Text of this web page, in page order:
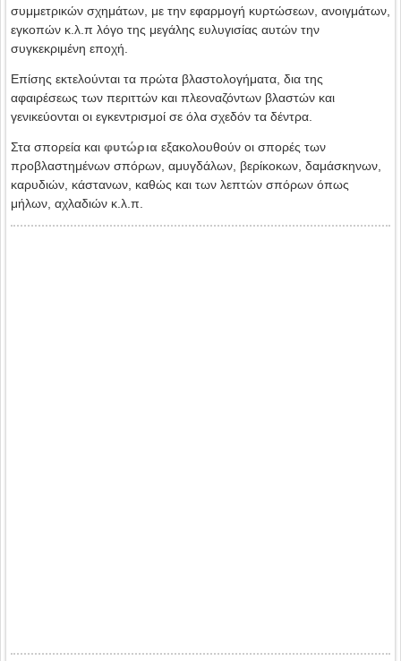
συμμετρικών σχημάτων, με την εφαρμογή κυρτώσεων, ανοιγμάτων,
εγκοπών κ.λ.π λόγο της μεγάλης ευλυγισίας αυτών την
συγκεκριμένη εποχή.
Επίσης εκτελούνται τα πρώτα βλαστολογήματα, δια της
αφαιρέσεως των περιττών και πλεοναζόντων βλαστών και
γενικεύονται οι εγκεντρισμοί σε όλα σχεδόν τα δέντρα.
Στα σπορεία και φυτώρια εξακολουθούν οι σπορές των
προβλαστημένων σπόρων, αμυγδάλων, βερίκοκων, δαμάσκηνων,
καρυδιών, κάστανων, καθώς και των λεπτών σπόρων όπως
μήλων, αχλαδιών κ.λ.π.